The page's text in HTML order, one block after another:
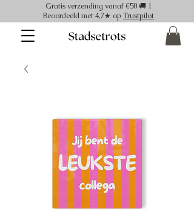
Gratis verzending vanaf €50 🚚 |
Beoordeeld met 4,7★ op Trustpilot